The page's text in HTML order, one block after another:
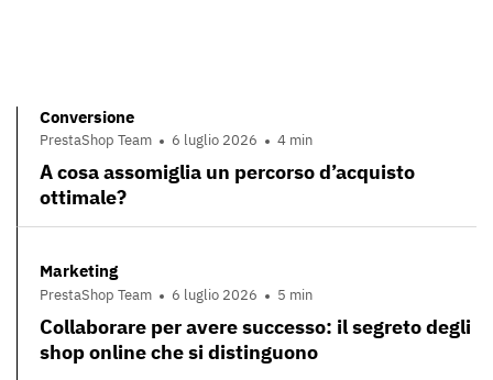
Conversione
PrestaShop Team 6 luglio 2026 4 min
A cosa assomiglia un percorso d’acquisto
ottimale?
Marketing
PrestaShop Team 6 luglio 2026 5 min
Collaborare per avere successo: il segreto degli
shop online che si distinguono